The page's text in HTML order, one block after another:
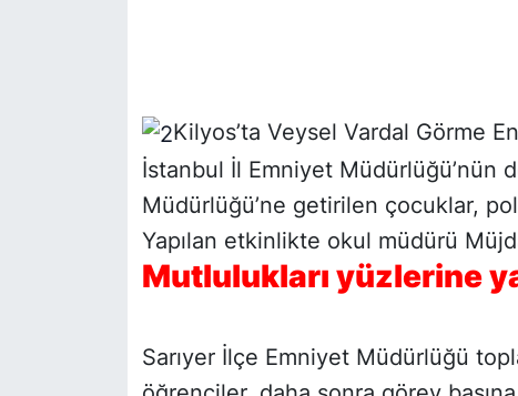
Kilyos’ta Veysel Vardal Görme
İstanbul İl Emniyet Müdürlüğü’nün
Müdürlüğü’ne getirilen çocuklar,
Yapılan etkinlikte okul müdürü
Mutlulukları yüzlerine
Sarıyer İlçe Emniyet Müdürlüğü
VİDEO GALERİ